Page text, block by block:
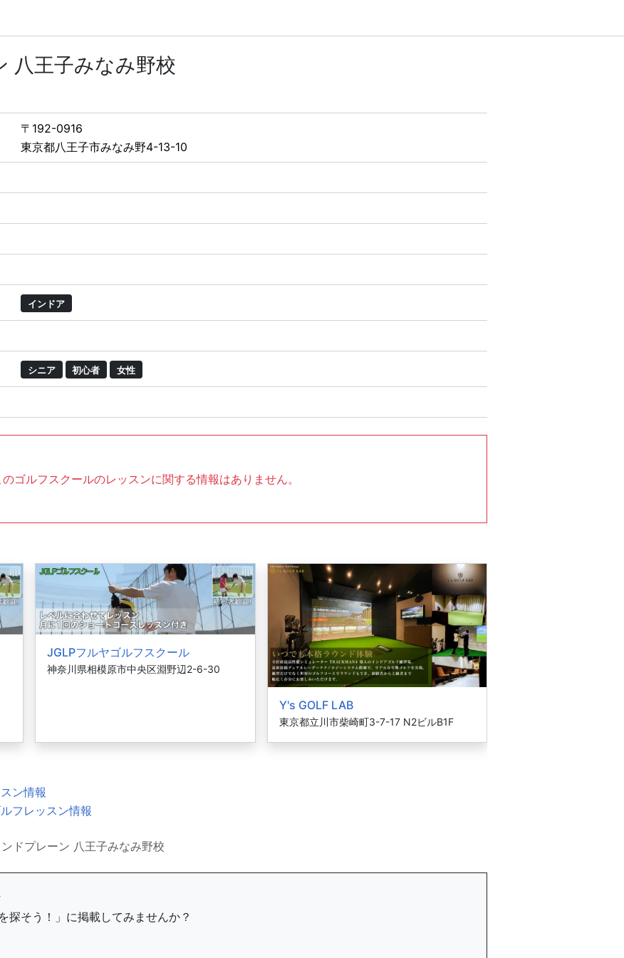
八王子みなみ野校
〒192-0916
東京都八王子市みなみ野4-13-10
インドア
シニア 初心者 女性
のゴルフスクールのレッスンに関する情報はありません。
JGLPフルヤゴルフスクール
神奈川県相模原市中央区淵野辺2-6-30
Y's GOLF LAB
東京都立川市柴崎町3-7-17 N2ビルB1F
ン情報
フレッスン情報
ドプレーン 八王子みなみ野校
探そう！」に掲載してみませんか？